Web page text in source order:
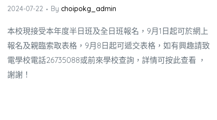
2024-07-22 By choipokg_admin
本校現接受本年度半日班及全日班報名，9月1日起可於網上
報名及親臨索取表格，9月8日起可遞交表格，如有興趣請致
電學校電話26735088或前來學校查詢，詳情可按此查看 ，
謝謝！